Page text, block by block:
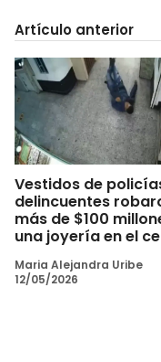
Artículo anterior
Vestidos de
delincuentes
más de $100
una joyería en el
Maria Alejandra Uribe
12/05/2026